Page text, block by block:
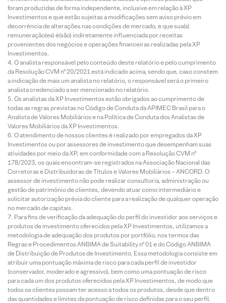
foram produzidas de forma independente, inclusive em relação à XP
Investimentos e que estão sujeitas a modificações sem aviso prévio em
decorrência de alterações nas condições de mercado, e que sua(s)
remuneração(es) é(são) indiretamente influenciada por receitas
provenientes dos negócios e operações financeiras realizadas pela XP
Investimentos.
O analista responsável pelo conteúdo deste relatório e pelo cumprimento
da Resolução CVM nº 20/2021 está indicado acima, sendo que, caso constem
a indicação de mais um analista no relatório, o responsável será o primeiro
analista credenciado a ser mencionado no relatório.
Os analistas da XP Investimentos estão obrigados ao cumprimento de
todas as regras previstas no Código de Conduta da APIMEC Brasil para o
Analista de Valores Mobiliários e na Política de Conduta dos Analistas de
Valores Mobiliários da XP Investimentos.
O atendimento de nossos clientes é realizado por empregados da XP
Investimentos ou por assessores de investimento que desempenham suas
atividades por meio da XP, em conformidade com a Resolução CVM nº
178/2023, os quais encontram-se registrados na Associação Nacional das
Corretoras e Distribuidoras de Títulos e Valores Mobiliários – ANCORD. O
assessor de investimento não pode realizar consultoria, administração ou
gestão de patrimônio de clientes, devendo atuar como intermediário e
solicitar autorização prévia do cliente para a realização de qualquer operação
no mercado de capitais.
Para fins de verificação da adequação do perfil do investidor aos serviços e
produtos de investimento oferecidos pela XP Investimentos, utilizamos a
metodologia de adequação dos produtos por portfólio, nos termos das
Regras e Procedimentos ANBIMA de Suitability nº 01 e do Código ANBIMA
de Distribuição de Produtos de Investimento. Essa metodologia consiste em
atribuir uma pontuação máxima de risco para cada perfil de investidor
(conservador, moderado e agressivo), bem como uma pontuação de risco
para cada um dos produtos oferecidos pela XP Investimentos, de modo que
todos os clientes possam ter acesso a todos os produtos, desde que dentro
das quantidades e limites da pontuação de risco definidas para o seu perfil.